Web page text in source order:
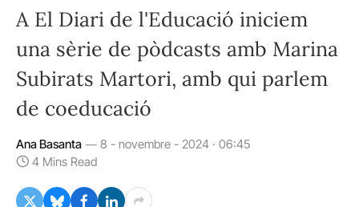
A El Diari de l'Educació iniciem
una sèrie de pòdcasts amb Marina
Subirats Martori, amb qui parlem
de coeducació
Ana Basanta
8 - novembre - 2024 · 06:45
4 Mins Read